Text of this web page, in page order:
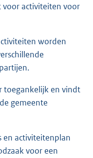
voor activiteiten voor
worden
toegankelijk en vindt
gemeente
en activiteitenplan
voor een